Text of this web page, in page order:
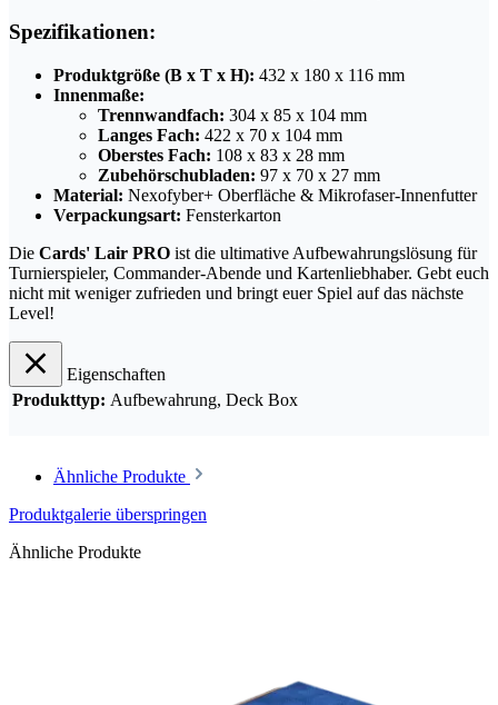
Spezifikationen:
Produktgröße (B x T x H): 432 x 180 x 116 mm
Innenmaße:
Trennwandfach: 304 x 85 x 104 mm
Langes Fach: 422 x 70 x 104 mm
Oberstes Fach: 108 x 83 x 28 mm
Zubehörschubladen: 97 x 70 x 27 mm
Material: Nexofyber+ Oberfläche & Mikrofaser-Innenfutter
Verpackungsart: Fensterkarton
Die Cards' Lair PRO ist die ultimative Aufbewahrungslösung für
Turnierspieler, Commander-Abende und Kartenliebhaber. Gebt euch
nicht mit weniger zufrieden und bringt euer Spiel auf das nächste
Level!
Eigenschaften
Produkttyp: Aufbewahrung, Deck Box
Ähnliche Produkte
Produktgalerie überspringen
Ähnliche Produkte